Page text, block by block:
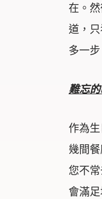
在。
道，
多一
難忘
作為
幾間
您不
會滿